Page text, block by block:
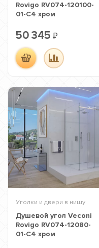
Rovigo RV074-120100-
01-C4 хром
50 345 ₽
Уголки и двери в нишу
Душевой угол Veconi
Rovigo RV074-12080-
01-C4 хром